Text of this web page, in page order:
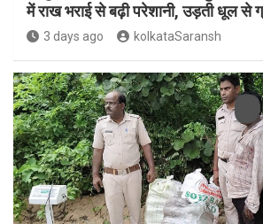
में राख भराई से बढ़ी परेशानी, उड़ती धूल से
3 days ago kolkataSaransh